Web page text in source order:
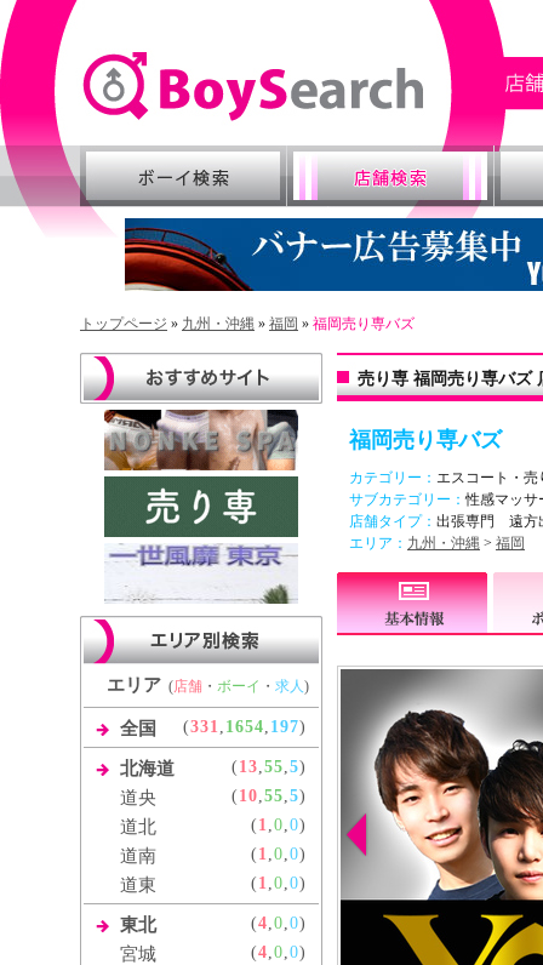
トップページ » 九州・沖縄 » 福岡 » 福岡売り専バズ
エリア (店舗 ・ ボーイ ・ 求人)
全国 (331, 1654, 197)
北海道 ( 13,55,5)
道央 ( 10,55,5)
道北 ( 1,0,0)
道南 ( 1,0,0)
道東 ( 1,0,0)
東北 (4,0,0)
宮城 (4,0,0)
売り専 福岡売り専バズ
福岡売り専バズ
カテゴリー： エスコート・売
サブカテゴリー：性感マッサ
店舗タイプ： 出張専門 遠方
エリア： 九州・沖縄 > 福岡